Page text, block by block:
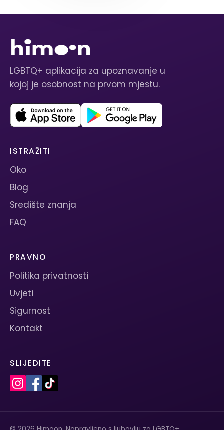
LGBTQ+ aplikacija za upoznavanje u
kojoj je osobnost na prvom mjestu.
ISTRAŽITI
Oko
Blog
Središte znanja
FAQ
PRAVNO
Politika privatnosti
Uvjeti
Sigurnost
Kontakt
SLIJEDITE